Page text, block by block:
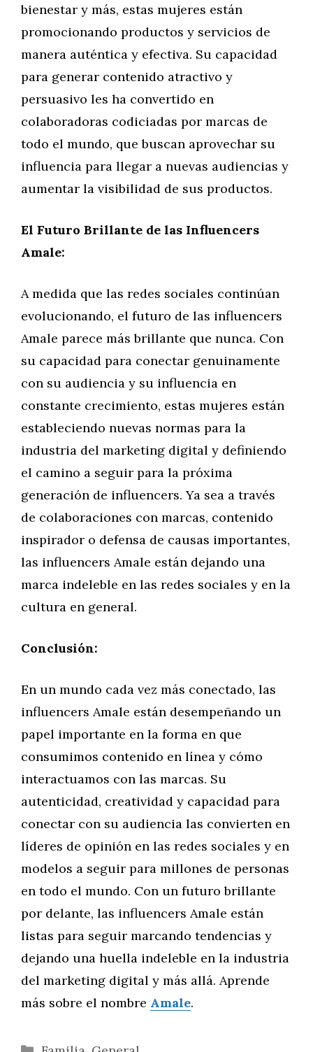
bienestar y más, estas mujeres están
promocionando productos y servicios de
manera auténtica y efectiva. Su capacidad
para generar contenido atractivo y
persuasivo les ha convertido en
colaboradoras codiciadas por marcas de
todo el mundo, que buscan aprovechar su
influencia para llegar a nuevas audiencias y
aumentar la visibilidad de sus productos.
El Futuro Brillante de las Influencers
Amale:
A medida que las redes sociales continúan
evolucionando, el futuro de las influencers
Amale parece más brillante que nunca. Con
su capacidad para conectar genuinamente
con su audiencia y su influencia en
constante crecimiento, estas mujeres están
estableciendo nuevas normas para la
industria del marketing digital y definiendo
el camino a seguir para la próxima
generación de influencers. Ya sea a través
de colaboraciones con marcas, contenido
inspirador o defensa de causas importantes,
las influencers Amale están dejando una
marca indeleble en las redes sociales y en la
cultura en general.
Conclusión:
En un mundo cada vez más conectado, las
influencers Amale están desempeñando un
papel importante en la forma en que
consumimos contenido en línea y cómo
interactuamos con las marcas. Su
autenticidad, creatividad y capacidad para
conectar con su audiencia las convierten en
líderes de opinión en las redes sociales y en
modelos a seguir para millones de personas
en todo el mundo. Con un futuro brillante
por delante, las influencers Amale están
listas para seguir marcando tendencias y
dejando una huella indeleble en la industria
del marketing digital y más allá. Aprende
más sobre el nombre Amale.
Categorías